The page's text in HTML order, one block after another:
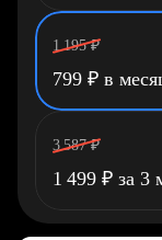
1 195 ₽
799 ₽ в
3 587 ₽
1 499 ₽ за 3